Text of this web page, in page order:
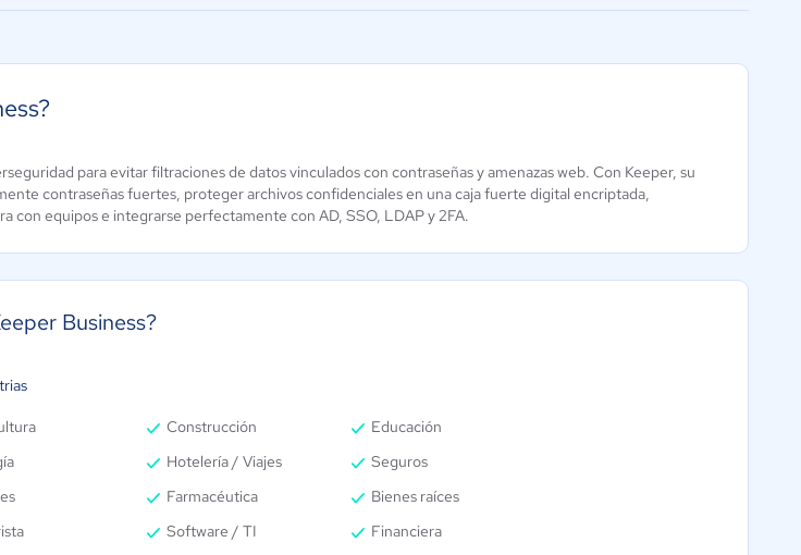
Xeoma
Aún sin
calificación
McAfee
Aún sin
para evitar filtraciones de datos vinculados con contraseñas y amenazas web. Con Keeper, su
contraseñas fuertes, proteger archivos confidenciales en una caja fuerte digital encriptada,
con equipos e integrarse perfectamente con AD, SSO, LDAP y 2FA.
Business?
Construcción
Educación
Hotelería / Viajes
Seguros
Farmacéutica
Bienes raíces
Software / TI
Financiera